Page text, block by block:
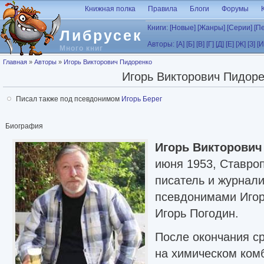
Перейти к основному содержанию
Либрусек
Много книг
Книжная полка Правила Блоги Форумы
Книги: [Новые] [Жанры] [Серии]
Авторы: [А] [Б] [В] [Г] [Д] [Е] [Ж] [З]
Вы здесь
Главная » Авторы » Игорь Викторович Пидоренко
Игорь Викторович
Писал также под псевдонимом Игорь Берег
Биография
Игорь
июня 1953,
писатель и
псевдонимами
Игорь Погодин.
После окончания
на химическом